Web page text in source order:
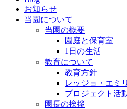
お知らせ
当園について
当園の概要
園庭と保育室
1日の生活
教育について
教育方針
レッジョ・エミ
プロジェクト活
園長の挨拶